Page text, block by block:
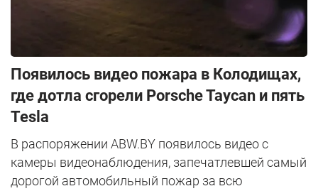
Появилось видео пожара в Колодищах,
где дотла сгорели Porsche Taycan и пять
Tesla
В распоряжении ABW.BY появилось видео с
камеры видеонаблюдения, запечатлевшей самый
дорогой автомобильный пожар за всю